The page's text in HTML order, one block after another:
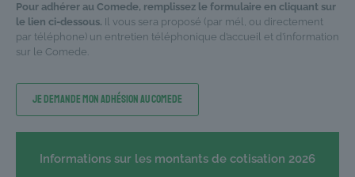
Pour adhérer au Comede, remplissez le formulaire en cliquant sur
le lien ci-dessous. Il vous sera proposé (par mél, ou directement
par téléphone) un entretien téléphonique d’accueil et d’information
sur le Comede.
Je demande mon adhésion au Comede
Informations sur les montants de cotisation 2026